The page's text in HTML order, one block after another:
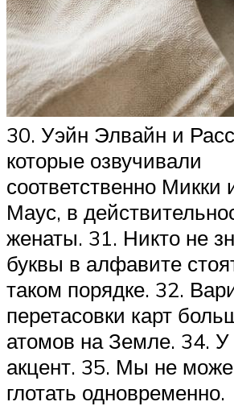
30. Уэйн Элвайн и
которые озвучивали
соответственно
Маус, в
женаты. 31. Никто не
буквы в алфавите
таком порядке. 32.
перетасовки карт
атомов на Земле. 34. У
акцент. 35. Мы не
глотать одновременно.